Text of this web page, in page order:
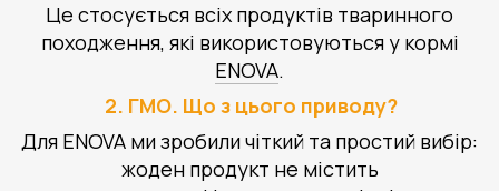
Це стосується всіх продуктів тваринного
походження, які використовуються у кормі
ENOVA.
2. ГМО. Що з цього приводу?
Для ENOVA ми зробили чіткий та простий вибір:
жоден продукт не містить